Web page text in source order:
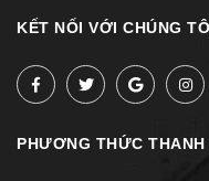
KẾT NỐI VỚI CHÚNG
PHƯƠNG THỨC THANH